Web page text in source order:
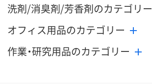
洗剤/消臭剤/芳香剤のカテゴリー
オフィス用品のカテゴリー
作業・研究用品のカテゴリー